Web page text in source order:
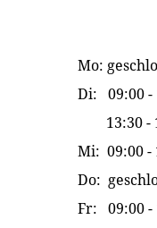
Mo:
Di: 09:00 -
13:30 -
Mi: 09:00 -
Do:
Fr: 09:00 -